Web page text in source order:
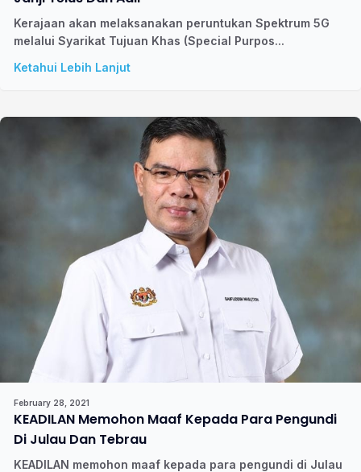
Kerajaan akan melaksanakan peruntukan Spektrum 5G
melalui Syarikat Tujuan Khas (Special Purpos...
Ketahui Lebih Lanjut
February 28, 2021
KEADILAN Memohon Maaf Kepada Para Pengundi
Di Julau Dan Tebrau
KEADILAN memohon maaf kepada para pengundi di Julau